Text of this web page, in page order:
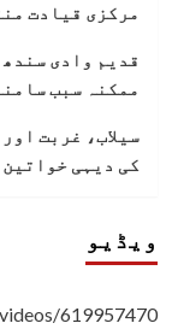
مرکزی قیادت
قدیم وادی
ممکنہ سبب
سیلاب، غربت
کی دیہی خواتین
ویڈیو
619957470